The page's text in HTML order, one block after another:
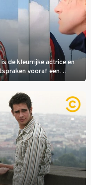
de kleurrijke actrice en
vooraf een
is zoals mijn